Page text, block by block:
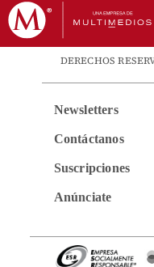
DERECHOS
Newsletters
Contáctanos
Suscripciones
Anúnciate